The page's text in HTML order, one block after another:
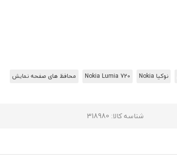
نوکیا Nokia Nokia Lumia 720 محافظ های صفحه نمایش
شناسه کالا: 318980